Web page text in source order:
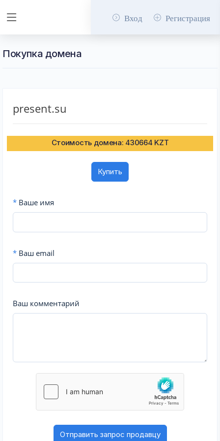
Вход Регистрация
Покупка домена
present.su
Стоимость домена: 430664 KZT
Купить
* Ваше имя
* Ваш email
Ваш комментарий